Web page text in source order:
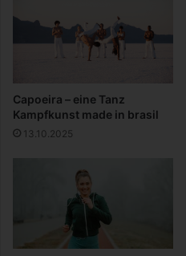
w
n
a
n
Capoeira – eine Tanz
Kampfkunst made in brasil
13.10.2025